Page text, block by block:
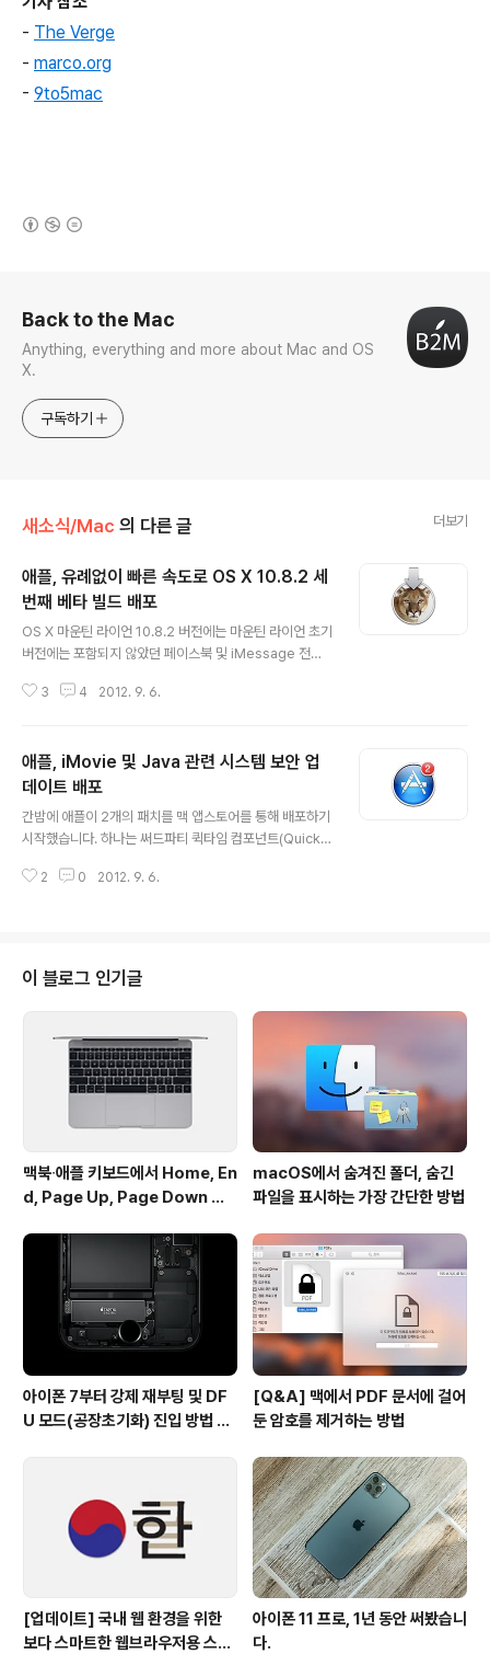
- The Verge
- marco.org
- 9to5mac
Back to the Mac
Anything, everything and more about Mac and OS
X.
구독하기
새소식/Mac 의 다른 글 더보기
애플, 유례없이 빠른 속도로 OS X 10.8.2 세
번째 베타 빌드 배포
OS X 마운틴 라이언 10.8.2 버전에는 마운틴 라이언 초기
버전에는 포함되지 않았던 페이스북 및 iMessage 전화
분 공유하고 있습니다. 차세대 아이폰 등장 및 iOS 6 GM
X 10.8.2 베타 테스트를 진행하고 있습니다.10.8.2 첫 베
타 빌드가 나온지 1주일만에 두 번째 베타 빌드가 나왔는
데, 다시 1주일 만에 세 번째 베타 빌드가 배포되는 등 1주
일 간격으로 베타 빌드가 배포되고 있는데 iOS 6 GM 버
전과 동시에 10.8.2 정식 버전이 배포될 것으로 예상됩니
다. 이번 버전의 빌드 넘버는 12C43 이며 용량..
3 4 2012. 9. 6.
애플, iMovie 및 Java 관련 시스템 보안 업
데이트 배포
간밤에 애플이 2개의 패치를 맥 앱스토어를 통해 배포하기
시작했습니다. 하나는 써드파티 퀵타임 컴포넌트(Quick
문제를 해결한 iMovie 9.0.8 업데이트입니다.또 하나는
멜웨어(Mal-Ware)가 기승을 부리고 있는데, 사용자가 인
지하지 못하고 있는 사이에 이런 멜웨어들이 자바 플러그
인을 통해 유입되거나 활성화되는 것을 방지하는 역할을
해줍니다.이번 업데이트로 시스템에 설치된 JAVA SE 6는
1.6.0_35로 버전이 올라 올라가며 기존 OS X 라이언 및
스노우 레퍼..
2 0 2012. 9. 6.
이 블로그 인기글
맥북∙애플 키보드에서 Home, En
d, Page Up, Page Down 키
macOS에서 숨겨진 폴더, 숨긴
파일을 표시하는 가장 간단한 방법
아이폰 7부터 강제 재부팅 및 DF
U 모드(공장초기화) 진입 방법 변
[Q&A] 맥에서 PDF 문서에 걸어
둔 암호를 제거하는 방법
[업데이트] 국내 웹 환경을 위한
보다 스마트한 웹브라우저용 스타
아이폰 11 프로, 1년 동안 써봤습니
다.